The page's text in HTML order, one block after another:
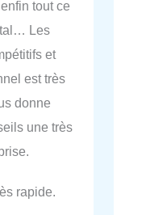
tout ce
Les
et
est très
donne
une très
rapide.